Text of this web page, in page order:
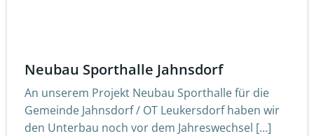
Neubau Sporthalle Jahnsdorf
An unserem Projekt Neubau Sporthalle für die
Gemeinde Jahnsdorf / OT Leukersdorf haben wir
den Unterbau noch vor dem Jahreswechsel […]